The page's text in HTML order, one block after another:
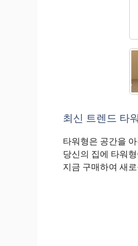
최신 트렌드 타
타워형은 공간을
당신의 집에 타워
지금 구매하여 새